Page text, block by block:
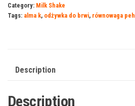
Category: Milk Shake
Tags: alma k, odżywka do brwi, równowaga peh
Description
Description